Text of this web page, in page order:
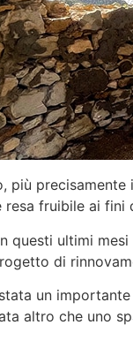
più
fruibile ai
questi ultimi
di
un
altro che uno